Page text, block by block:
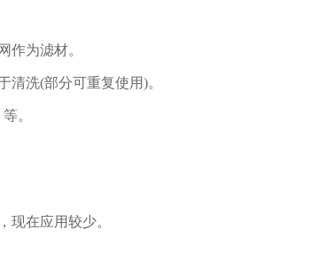
为滤材。
洗(部分可重复使用)。
。
在应用较少。